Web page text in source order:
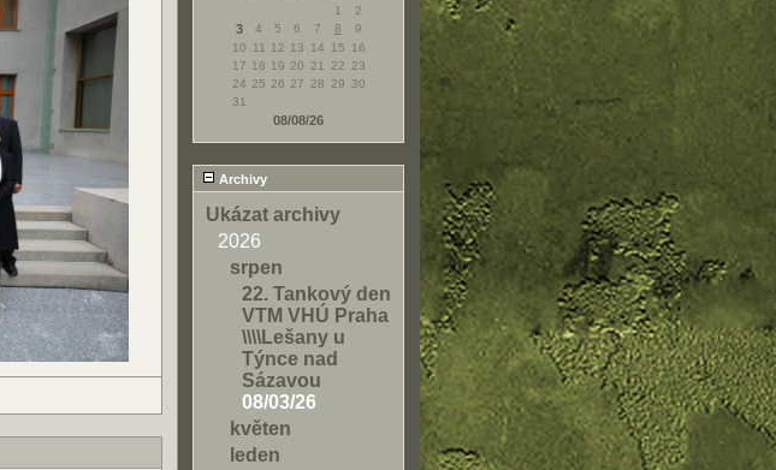
1
2
3 4 5 6 7 8
9
10
11 12 13 14 15
16
17 18 19 20 21 22
23
24 25 26 27 28 29 30
31
08/08/26
Archivy
Ukázat archivy
2026
srpen
22. Tankový den
VTM VHÚ Praha
\\\\Lešany u
Týnce nad
Sázavou
08/03/26
květen
leden